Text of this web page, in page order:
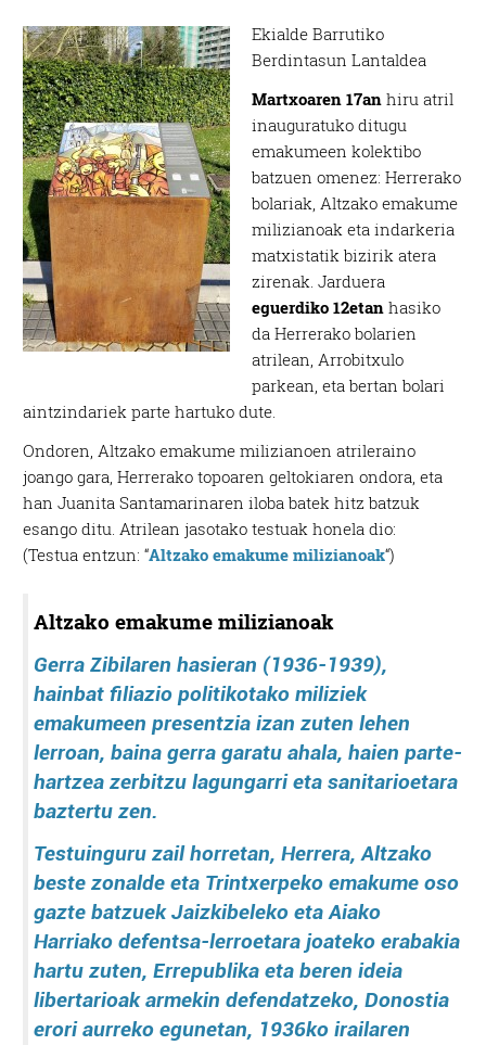
Ekialde Barrutiko
Berdintasun Lantaldea
Martxoaren 17anhiru atril
inauguratuko ditugu
emakumeen kolektibo
batzuen omenez: Herrerako
bolariak, Altzako emakume
milizianoak eta indarkeria
matxistatik bizirik atera
zirenak. Jarduera
eguerdiko 12etanhasiko
da Herrerako bolarien
atrilean, Arrobitxulo
parkean, eta bertan bolari
aintzindariek parte hartuko dute.
Ondoren, Altzako emakume milizianoen atrileraino
joango gara, Herrerako topoaren geltokiaren ondora, eta
han Juanita Santamarinaren iloba batek hitz batzuk
esango ditu. Atrilean jasotako testuak honela dio:
(Testua entzun: “Altzako emakume milizianoak“)
Altzako emakume milizianoak
Gerra Zibilaren hasieran (1936-1939),
hainbat filiazio politikotako miliziek
emakumeen presentzia izan zuten lehen
lerroan, baina gerra garatu ahala, haien parte-
hartzea zerbitzu lagungarri eta sanitarioetara
baztertu zen.
Testuinguru zail horretan, Herrera, Altzako
beste zonalde eta Trintxerpeko emakume oso
gazte batzuek Jaizkibeleko eta Aiako
Harriako defentsa-lerroetara joateko erabakia
hartu zuten, Errepublika eta beren ideia
libertarioak armekin defendatzeko, Donostia
erori aurreko egunetan, 1936ko irailaren